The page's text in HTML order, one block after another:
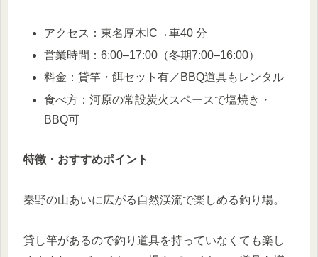
アクセス：東名厚木IC→車40 分
営業時間：6:00–17:00（冬期7:00–16:00）
料金：貸竿・餌セット有／BBQ道具もレンタル
食べ方：河原の常設炭火スペースで塩焼き・
BBQ可
特徴・おすすめポイント
秦野の山あいに広がる自然渓流で楽しめる釣り場。
貸し竿があるので釣り道具を持っていなくても楽し